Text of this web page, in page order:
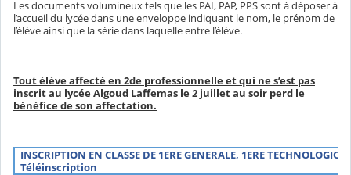
Les documents volumineux tels que les PAI, PAP, PPS sont à déposer à
l’accueil du lycée dans une enveloppe indiquant le nom, le prénom de
l’élève ainsi que la série dans laquelle entre l’élève.
Tout élève affecté en 2de professionnelle et qui ne s’est pas
inscrit au lycée Algoud Laffemas le 2 juillet au soir perd le
bénéfice de son affectation.
INSCRIPTION EN CLASSE DE 1ERE GENERALE, 1ERE
Téléinscription